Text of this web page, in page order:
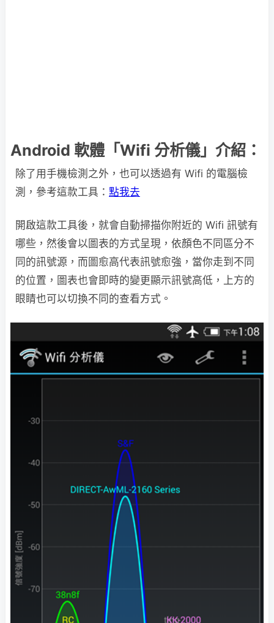
Android 軟體「Wifi 分析儀」介紹：
除了用手機檢測之外，也可以透過有 Wifi 的電腦檢
測，參考這款工具： 點我去
開啟這款工具後，就會自動掃描你附近的 Wifi 訊號有
哪些，然後會以圖表的方式呈現，依顏色不同區分不
同的訊號源，而圖愈高代表訊號愈強，當你走到不同
的位置，圖表也會即時的變更顯示訊號高低，上方的
眼睛也可以切換不同的查看方式。